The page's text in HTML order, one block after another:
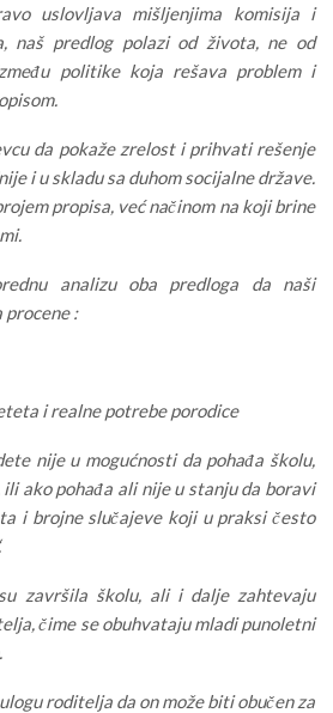
uslovljava mišljenjima komisija i
naš predlog polazi od života, ne od
politike koja rešava problem i
da pokaže zrelost i prihvati rešenje
i u skladu sa duhom socijalne države.
propisa, već načinom na koji brine
analizu oba predloga da naši
procene :
i realne potrebe porodice
nije u mogućnosti da pohađa školu,
ako pohađa ali nije u stanju da boravi
i brojne slučajeve koji u praksi često
završila školu, ali i dalje zahtevaju
čime se obuhvataju mladi punoletni
roditelja da on može biti obučen za